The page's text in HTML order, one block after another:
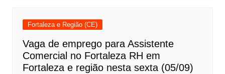
Fortaleza e Região (CE)
Vaga de emprego para Assistente
Comercial no Fortaleza RH em
Fortaleza e região nesta sexta (05/09)